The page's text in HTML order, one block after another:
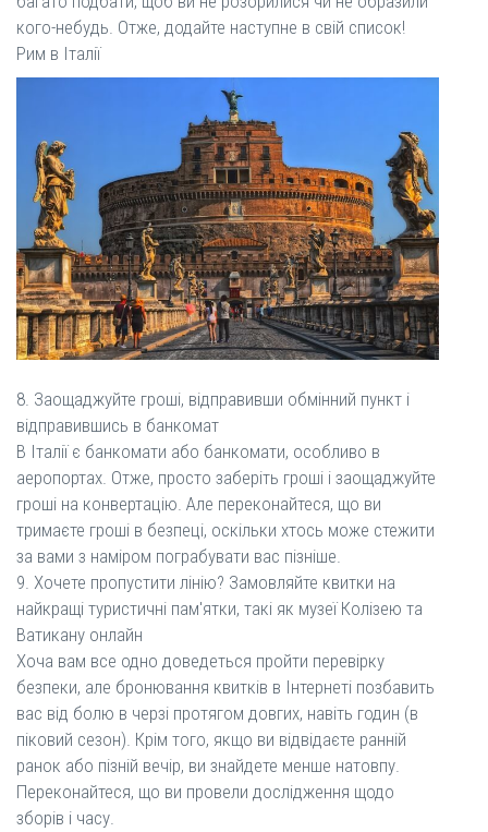
кого-небудь. Отже, додайте наступне в свій список!
Рим в Італії
8. Заощаджуйте гроші, відправивши обмінний пункт і
відправившись в банкомат
В Італії є банкомати або банкомати, особливо в
аеропортах. Отже, просто заберіть гроші і заощаджуйте
гроші на конвертацію. Але переконайтеся, що ви
тримаєте гроші в безпеці, оскільки хтось може стежити
за вами з наміром пограбувати вас пізніше.
9. Хочете пропустити лінію? Замовляйте квитки на
найкращі туристичні пам'ятки, такі як музеї Колізею та
Ватикану онлайн
Хоча вам все одно доведеться пройти перевірку
безпеки, але бронювання квитків в Інтернеті позбавить
вас від болю в черзі протягом довгих, навіть годин (в
піковий сезон). Крім того, якщо ви відвідаєте ранній
ранок або пізній вечір, ви знайдете менше натовпу.
Переконайтеся, що ви провели дослідження щодо
зборів і часу.